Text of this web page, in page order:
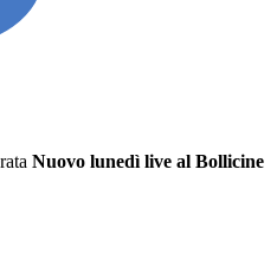
Nuovo lunedì live al Bollicine